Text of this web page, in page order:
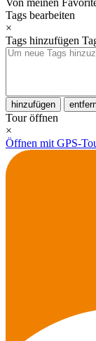
Tags bearbeiten
×
Tags hinzufügen
hinzufügen
Tour öffnen
×
Öffnen mit GPS-